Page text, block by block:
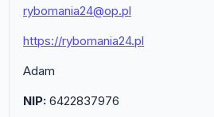
rybomania24@op.pl
https://rybomania24.pl
Adam
NIP: 6422837976